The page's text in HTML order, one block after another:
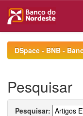
navigationDSpace - BNB -
Pesquisar
Pesquisar: